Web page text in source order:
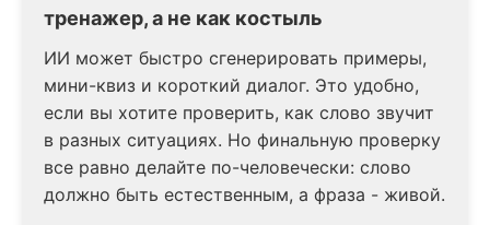
тренажер, а не как костыль
ИИ может быстро сгенерировать примеры,
мини-квиз и короткий диалог. Это удобно,
если вы хотите проверить, как слово звучит
в разных ситуациях. Но финальную проверку
все равно делайте по-человечески: слово
должно быть естественным, а фраза - живой.